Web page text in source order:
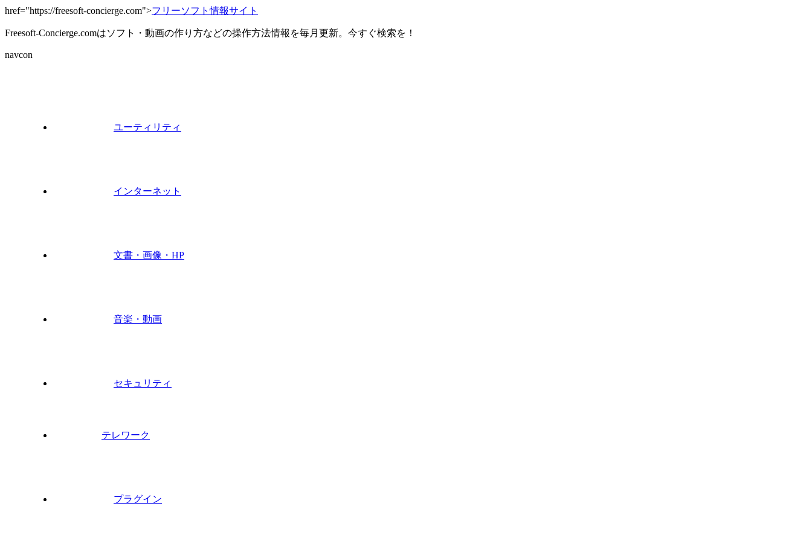
href="https://freesoft-concierge.com">フリーソフト情報サイト
Freesoft-Concierge.comはソフト・動画の作り方などの操作方法情報を毎月更新。今すぐ検索を！
navcon
ユーティリティ
インターネット
文書・画像・HP
音楽・動画
セキュリティ
テレワーク
プラグイン